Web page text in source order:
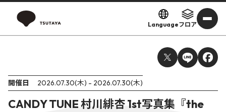
Languageフロア
開催日 2026.07.30(木) - 2026.07.30(木)
CANDY TUNE 村川緋杏 1st写真集『the